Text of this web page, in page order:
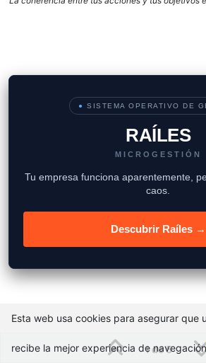
1 de 5
● SISTEMA OPERATIVO DE
RAÍLES
MICROGESTIÓN
Tu empresa funciona aparentemente,
caos.
Descubrir Raíles →
Esta web usa cookies para asegurar que
recibe la mejor experiencia de